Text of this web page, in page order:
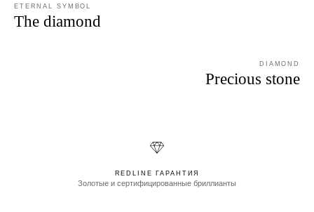
ETERNAL SYMBOL
The diamond
DIAMOND
Precious stone
REDLINE ГАРАНТИЯ
Золотые и сертифицированные бриллианты